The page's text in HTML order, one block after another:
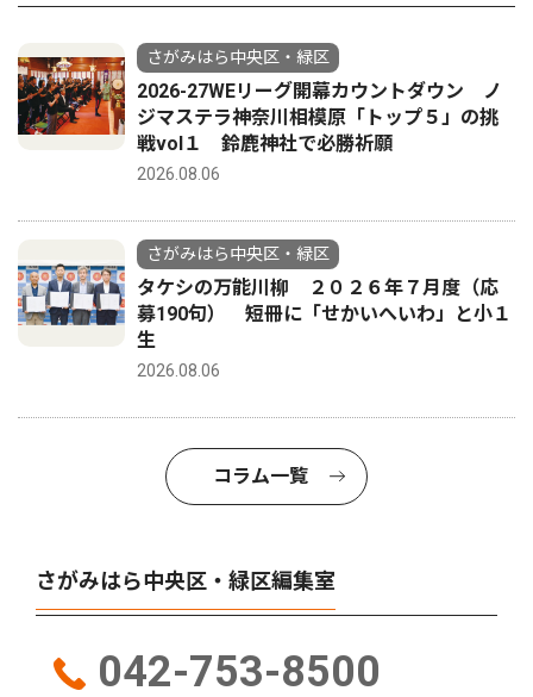
さがみはら中央区・緑区
2026-27WEリーグ開幕カウントダウン ノ
ジマステラ神奈川相模原「トップ５」の挑
戦vol１ 鈴鹿神社で必勝祈願
2026.08.06
さがみはら中央区・緑区
タケシの万能川柳 ２０２６年７月度（応
募190句） 短冊に「せかいへいわ」と小１
生
2026.08.06
コラム一覧
さがみはら中央区・緑区編集室
042-753-8500